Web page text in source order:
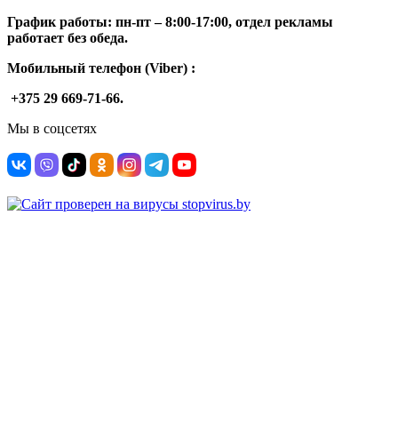
График работы: пн-пт –8:00-17:00, отдел рекламы
работает без обеда.
Мобильный телефон (Viber) :
+375 29 669-71-66.
Мы в соцсетях